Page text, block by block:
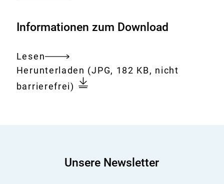
Informationen zum Download
Lesen
Gesamtes
Dokument
Download:
Herunterladen ÖGD
2010
(JPG, 182 KB, nicht
barrierefrei)
Unsere Newsletter